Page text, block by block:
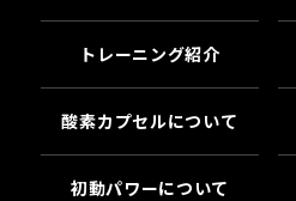
トレーニング紹介
酸素カプセルについて
初動パワーについて